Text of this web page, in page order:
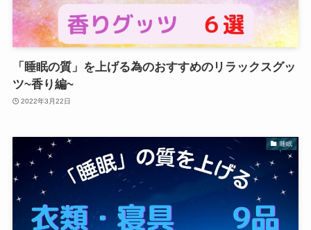
「睡眠の質」を上げる為のおすすめのリラックスグッ
ツ~香り編~
2022年3月22日
睡眠